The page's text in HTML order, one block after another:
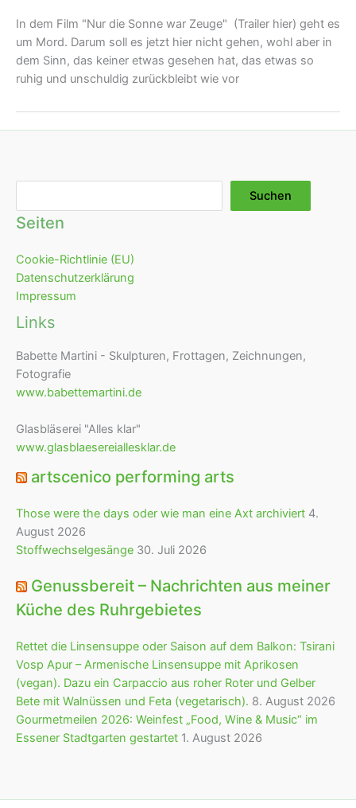
In dem Film "Nur die Sonne war Zeuge" (Trailer hier) geht es
um Mord. Darum soll es jetzt hier nicht gehen, wohl aber in
dem Sinn, das keiner etwas gesehen hat, das etwas so
ruhig und unschuldig zurückbleibt wie vor
Suchen
Seiten
Cookie-Richtlinie (EU)
Datenschutzerklärung
Impressum
Links
Babette Martini - Skulpturen, Frottagen, Zeichnungen,
Fotografie
www.babettemartini.de
Glasbläserei "Alles klar"
www.glasblaesereiallesklar.de
artscenico performing arts
Those were the days oder wie man eine Axt archiviert 4.
August 2026
Stoffwechselgesänge 30. Juli 2026
Genussbereit – Nachrichten aus meiner
Küche des Ruhrgebietes
Rettet die Linsensuppe oder Saison auf dem Balkon: Tsirani
Vosp Apur – Armenische Linsensuppe mit Aprikosen
(vegan). Dazu ein Carpaccio aus roher Roter und Gelber
Bete mit Walnüssen und Feta (vegetarisch). 8. August 2026
Gourmetmeilen 2026: Weinfest „Food, Wine & Music“ im
Essener Stadtgarten gestartet 1. August 2026